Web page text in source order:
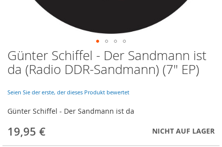
Skip
to
the
of
images
Günter Schiffel - Der Sandmann ist
da (Radio DDR-Sandmann) (7" EP)
Seien Sie der erste, der dieses Produkt bewertet
Günter Schiffel - Der Sandmann ist da
19,95 € NICHT AUF LAGER